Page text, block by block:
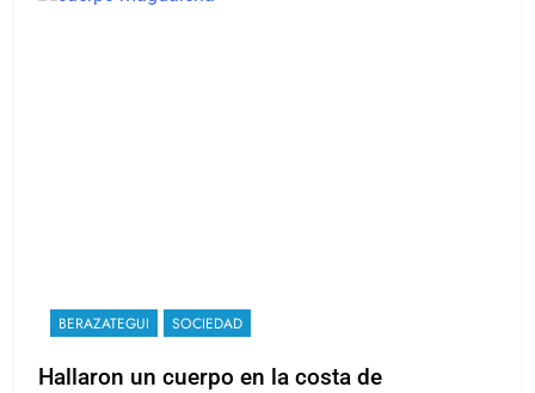
BERAZATEGUI SOCIEDAD
Hallaron un cuerpo en la costa de